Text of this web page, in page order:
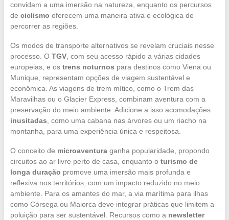
convidam a uma imersão na natureza, enquanto os percursos
de ciclismo oferecem uma maneira ativa e ecológica de
percorrer as regiões.
Os modos de transporte alternativos se revelam cruciais nesse
processo. O TGV, com seu acesso rápido a várias cidades
europeias, e os trens noturnos para destinos como Viena ou
Munique, representam opções de viagem sustentável e
econômica. As viagens de trem mítico, como o Trem das
Maravilhas ou o Glacier Express, combinam aventura com a
preservação do meio ambiente. Adicione a isso acomodações
inusitadas , como uma cabana nas árvores ou um riacho na
montanha, para uma experiência única e respeitosa.
O conceito de microaventuraganha popularidade, propondo
circuitos ao ar livre perto de casa, enquanto o turismo de
longa duração promove uma imersão mais profunda e
reflexiva nos territórios, com um impacto reduzido no meio
ambiente. Para os amantes do mar, a via marítima para ilhas
como Córsega ou Maiorca deve integrar práticas que limitem a
poluição para ser sustentável. Recursos como a newsletter